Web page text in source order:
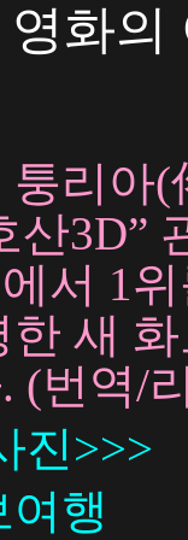
화
퉁리아
산3D”
서 1
새
(번역/
진>>>
행